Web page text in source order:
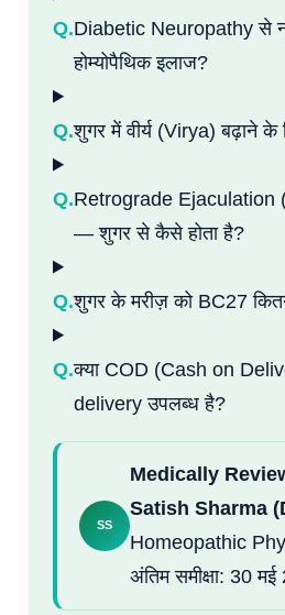
Q.Diabetic Neuropathy से
होम्योपैथिक इलाज?
Q.शुगर में वीर्य (Virya) बढ़ाने के
Q.Retrograde Ejaculation
— शुगर से कैसे होता है?
Q.शुगर के मरीज़ को BC27
Q.क्या COD (Cash on
delivery उपलब्ध है?
SS
Medically
Satish Sharma
Homeopathic
अंतिम समीक्षा: 30